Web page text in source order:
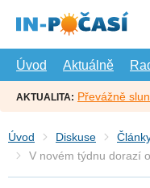
hlavní
Úvod
Aktuálně
AKTUALITA: Převážně
Úvod Diskuse
V novém týdnu dorazí